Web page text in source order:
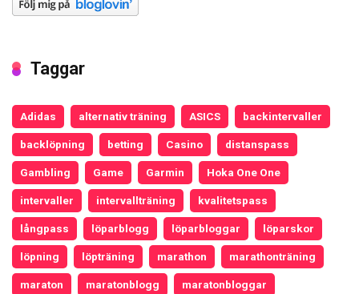
Taggar
Adidas alternativ träning ASICS backintervaller
backlöpning betting Casino distanspass
Gambling Game Garmin Hoka One One
intervaller intervallträning kvalitetspass
långpass löparblogg löparbloggar löparskor
löpning löpträning marathon marathonträning
maraton maratonblogg maratonbloggar